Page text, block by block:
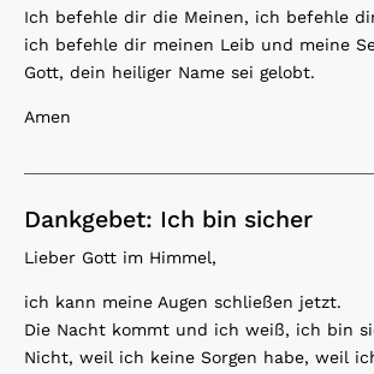
Ich befehle dir die Meinen, ich befehle
ich befehle dir meinen Leib und meine
Gott, dein heiliger Name sei gelobt.
Amen
Dankgebet: Ich bin sicher
Lieber Gott im Himmel,
ich kann meine Augen schließen jetzt.
Die Nacht kommt und ich weiß, ich bin
Nicht, weil ich keine Sorgen habe, weil